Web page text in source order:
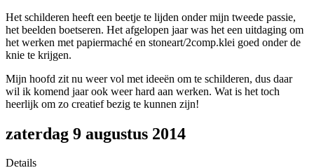
Het schilderen heeft een beetje te lijden onder mijn tweede passie,
het beelden boetseren. Het afgelopen jaar was het een uitdaging om
het werken met papiermaché en stoneart/2comp.klei goed onder de
knie te krijgen.
Mijn hoofd zit nu weer vol met ideeën om te schilderen, dus daar
wil ik komend jaar ook weer hard aan werken. Wat is het toch
heerlijk om zo creatief bezig te kunnen zijn!
zaterdag 9 augustus 2014
Details